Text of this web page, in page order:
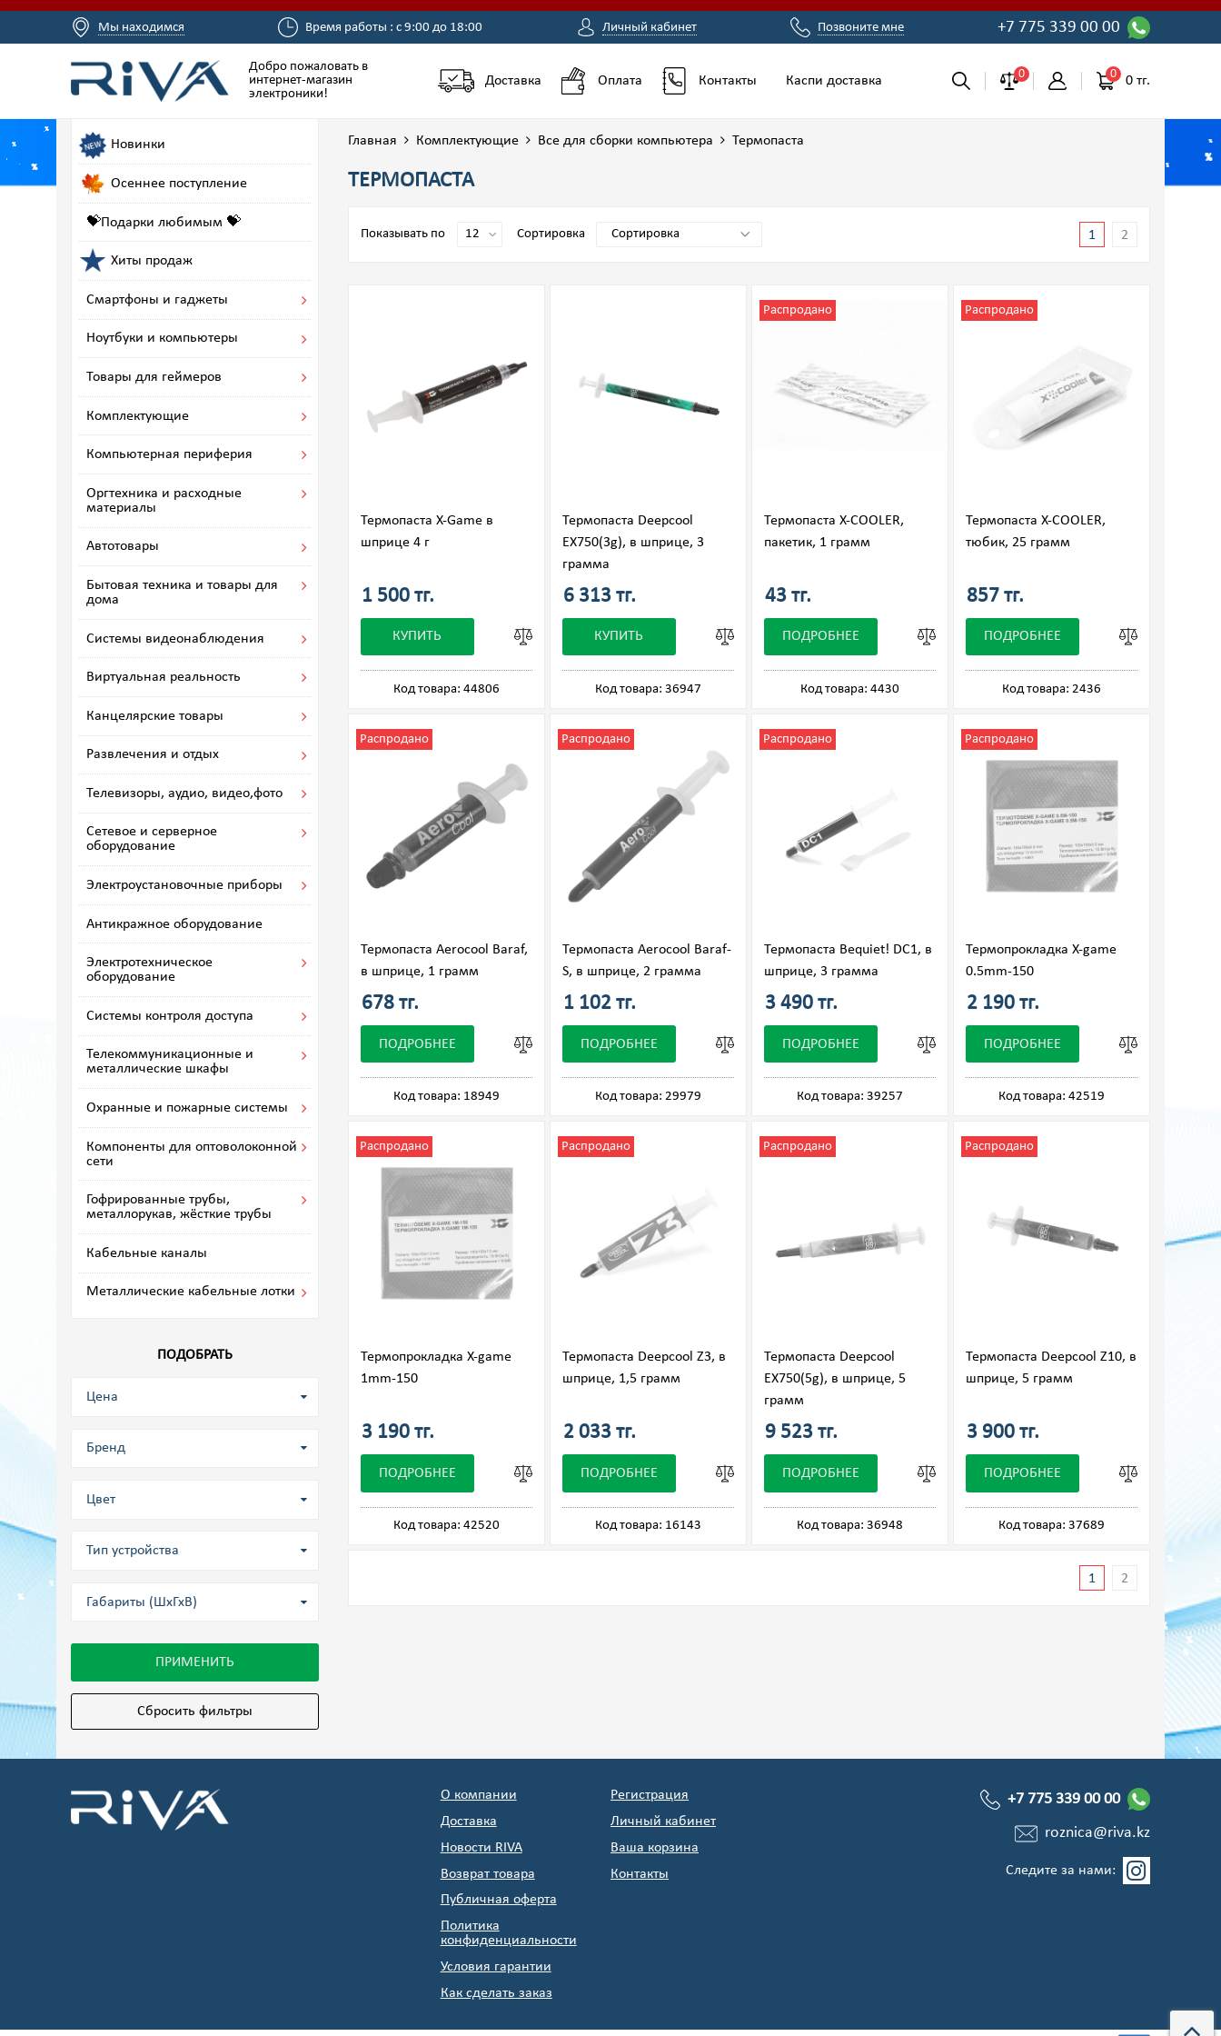
Мы находимся Время работы : с 9:00 до 18:00 Личный кабинет Позвоните мне +7 775 339 00 00
Добро пожаловать в
интернет-магазин
электроники!
Доставка Оплата Контакты Каспи доставка 0 0 0 тг.
Главная Комплектующие Все для сборки компьютера Термопаста
ТЕРМОПАСТА
Показывать по Сортировка 1 2
Термопаста X-Game в
шприце 4 г
1 500 тг.
КУПИТЬ
Код товара: 44806
Термопаста Deepcool
EX750(3g), в шприце, 3
грамма
6 313 тг.
КУПИТЬ
Код товара: 36947
Термопаста X-COOLER,
пакетик, 1 грамм
Распродано
43 тг.
ПОДРОБНЕЕ
Код товара: 4430
Термопаста X-COOLER,
тюбик, 25 грамм
Распродано
857 тг.
ПОДРОБНЕЕ
Код товара: 2436
Термопаста Aerocool Baraf,
в шприце, 1 грамм
Распродано
678 тг.
ПОДРОБНЕЕ
Код товара: 18949
Термопаста Aerocool Baraf-
S, в шприце, 2 грамма
Распродано
1 102 тг.
ПОДРОБНЕЕ
Код товара: 29979
Термопаста Bequiet! DC1, в
шприце, 3 грамма
Распродано
3 490 тг.
ПОДРОБНЕЕ
Код товара: 39257
Термопрокладка X-game
0.5mm-150
Распродано
2 190 тг.
ПОДРОБНЕЕ
Код товара: 42519
Термопрокладка X-game
1mm-150
Распродано
3 190 тг.
ПОДРОБНЕЕ
Код товара: 42520
Термопаста Deepcool Z3, в
шприце, 1,5 грамм
Распродано
2 033 тг.
ПОДРОБНЕЕ
Код товара: 16143
Термопаста Deepcool
EX750(5g), в шприце, 5
грамм
Распродано
9 523 тг.
ПОДРОБНЕЕ
Код товара: 36948
Термопаста Deepcool Z10, в
шприце, 5 грамм
Распродано
3 900 тг.
ПОДРОБНЕЕ
Код товара: 37689
1 2
Новинки
Осеннее поступление
💝Подарки любимым 💝
Хиты продаж
Смартфоны и гаджеты
Ноутбуки и компьютеры
Товары для геймеров
Комплектующие
Компьютерная периферия
Оргтехника и расходные
материалы
Автотовары
Бытовая техника и товары для
дома
Системы видеонаблюдения
Виртуальная реальность
Канцелярские товары
Развлечения и отдых
Телевизоры, аудио, видео,фото
Сетевое и серверное
оборудование
Электроустановочные приборы
Антикражное оборудование
Электротехническое
оборудование
Системы контроля доступа
Телекоммуникационные и
металлические шкафы
Охранные и пожарные системы
Компоненты для оптоволоконной
сети
Гофрированные трубы,
металлорукав, жёсткие трубы
Кабельные каналы
Металлические кабельные лотки
ПОДОБРАТЬ
Цена
Бренд
Цвет
Тип устройства
Габариты (ШхГхВ)
ПРИМЕНИТЬ
Сбросить фильтры
О компании
Доставка
Новости RIVA
Возврат товара
Публичная оферта
Политика
конфиденциальности
Условия гарантии
Как сделать заказ
Регистрация
Личный кабинет
Ваша корзина
Контакты
+7 775 339 00 00
roznica@riva.kz
Следите за нами: